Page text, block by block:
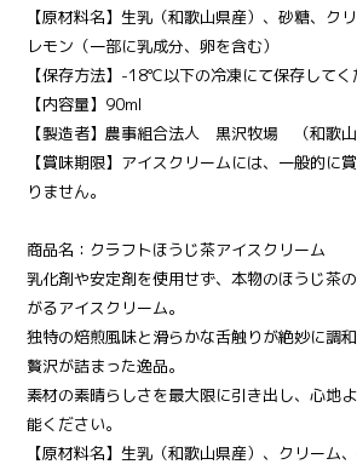
【原材料名】生乳（和歌山県産）、砂糖、ク
レモン（一部に乳成分、卵を含む）
【保存方法】-18℃以下の冷凍にて保存してく
【内容量】90ml
【製造者】農事組合法人 黒沢牧場 （和歌
【賞味期限】アイスクリームには、一般的に
りません。
商品名：クラフトほうじ茶アイスクリーム
乳化剤や安定剤を使用せず、本物のほうじ茶
がるアイスクリーム。
独特の焙煎風味と滑らかな舌触りが絶妙に調
贅沢が詰まった逸品。
素材の素晴らしさを最大限に引き出し、心地
能ください。
【原材料名】生乳（和歌山県産）、クリーム